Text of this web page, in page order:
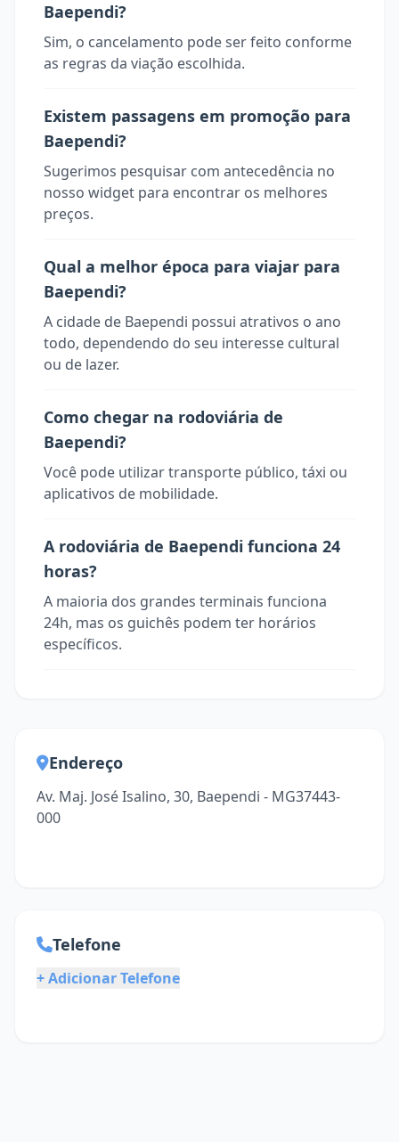
Baependi?
Sim, o cancelamento pode ser feito conforme
as regras da viação escolhida.
Existem passagens em promoção para
Baependi?
Sugerimos pesquisar com antecedência no
nosso widget para encontrar os melhores
preços.
Qual a melhor época para viajar para
Baependi?
A cidade de Baependi possui atrativos o ano
todo, dependendo do seu interesse cultural
ou de lazer.
Como chegar na rodoviária de
Baependi?
Você pode utilizar transporte público, táxi ou
aplicativos de mobilidade.
A rodoviária de Baependi funciona 24
horas?
A maioria dos grandes terminais funciona
24h, mas os guichês podem ter horários
específicos.
Endereço
Av. Maj. José Isalino, 30, Baependi - MG37443-
000
Telefone
+ Adicionar Telefone